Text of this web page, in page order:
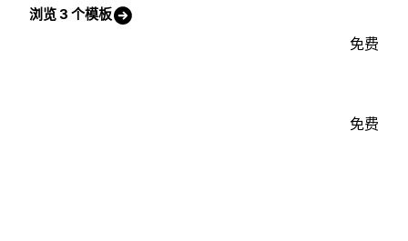
浏览 3 个模板
免费
免费